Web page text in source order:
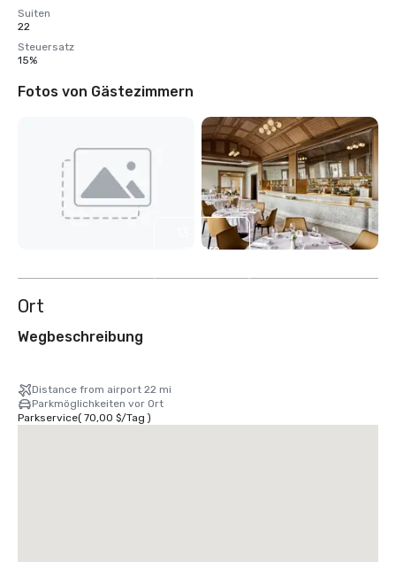
Suiten
22
Steuersatz
15%
Fotos von Gästezimmern
weitere
Ort
Wegbeschreibung
Distance from airport 22 mi
Parkmöglichkeiten vor Ort
Parkservice( 70,00 $/Tag )